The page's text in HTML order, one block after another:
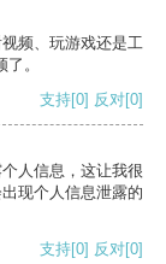
频、玩游戏还是工
。
支持[0] 反对[0]
人信息，这让我很
现个人信息泄露的
支持[0] 反对[0]